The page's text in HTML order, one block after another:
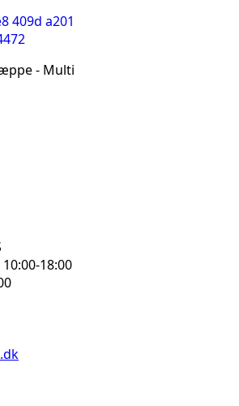
- Multi
18:00